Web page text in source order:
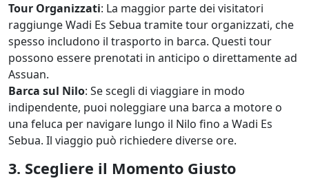
Tour Organizzati: La maggior parte dei visitatori
raggiunge Wadi Es Sebua tramite tour organizzati, che
spesso includono il trasporto in barca. Questi tour
possono essere prenotati in anticipo o direttamente ad
Assuan.
Barca sul Nilo: Se scegli di viaggiare in modo
indipendente, puoi noleggiare una barca a motore o
una feluca per navigare lungo il Nilo fino a Wadi Es
Sebua. Il viaggio può richiedere diverse ore.
3. Scegliere il Momento Giusto